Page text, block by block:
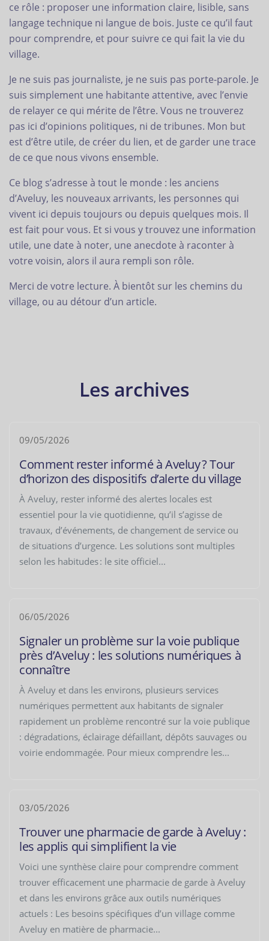
ce rôle : proposer une information claire, lisible, sans
langage technique ni langue de bois. Juste ce qu’il faut
pour comprendre, et pour suivre ce qui fait la vie du
village.
Je ne suis pas journaliste, je ne suis pas porte-parole. Je
suis simplement une habitante attentive, avec l’envie
de relayer ce qui mérite de l’être. Vous ne trouverez
pas ici d’opinions politiques, ni de tribunes. Mon but
est d’être utile, de créer du lien, et de garder une trace
de ce que nous vivons ensemble.
Ce blog s’adresse à tout le monde : les anciens
d’Aveluy, les nouveaux arrivants, les personnes qui
vivent ici depuis toujours ou depuis quelques mois. Il
est fait pour vous. Et si vous y trouvez une information
utile, une date à noter, une anecdote à raconter à
votre voisin, alors il aura rempli son rôle.
Merci de votre lecture. À bientôt sur les chemins du
village, ou au détour d’un article.
Les archives
09/05/2026
Comment rester informé à Aveluy ? Tour
d’horizon des dispositifs d’alerte du village
À Aveluy, rester informé des alertes locales est
essentiel pour la vie quotidienne, qu’il s’agisse de
travaux, d’événements, de changement de service ou
de situations d’urgence. Les solutions sont multiples
selon les habitudes : le site officiel...
06/05/2026
Signaler un problème sur la voie publique
près d’Aveluy : les solutions numériques à
connaître
À Aveluy et dans les environs, plusieurs services
numériques permettent aux habitants de signaler
rapidement un problème rencontré sur la voie publique
: dégradations, éclairage défaillant, dépôts sauvages ou
voirie endommagée. Pour mieux comprendre les...
03/05/2026
Trouver une pharmacie de garde à Aveluy :
les applis qui simplifient la vie
Voici une synthèse claire pour comprendre comment
trouver efficacement une pharmacie de garde à Aveluy
et dans les environs grâce aux outils numériques
actuels : Les besoins spécifiques d’un village comme
Aveluy en matière de pharmacie...